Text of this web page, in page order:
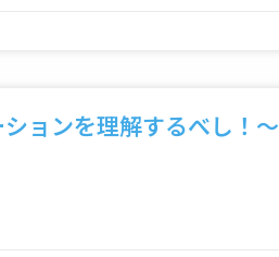
ョンを理解するべし！～